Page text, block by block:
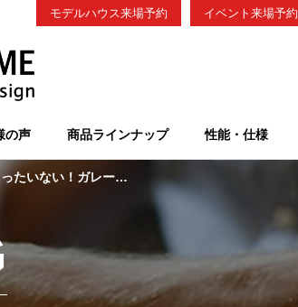
の声 商品ラインナップ 性能・仕様
モデルハウス来場予約 イベント来場予約
！ガレージをお気に入りに